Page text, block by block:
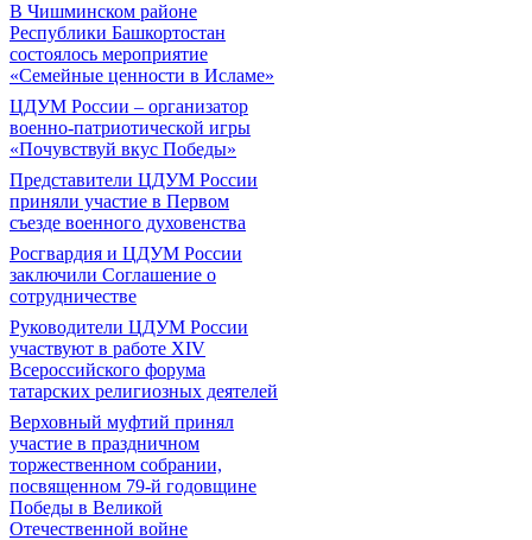
В Чишминском районе
Республики Башкортостан
состоялось мероприятие
«Семейные ценности в Исламе»
ЦДУМ России – организатор
военно-патриотической игры
«Почувствуй вкус Победы»
Представители ЦДУМ России
приняли участие в Первом
съезде военного духовенства
Росгвардия и ЦДУМ России
заключили Соглашение о
сотрудничестве
Руководители ЦДУМ России
участвуют в работе XIV
Всероссийского форума
татарских религиозных деятелей
Верховный муфтий принял
участие в праздничном
торжественном собрании,
посвященном 79-й годовщине
Победы в Великой
Отечественной войне